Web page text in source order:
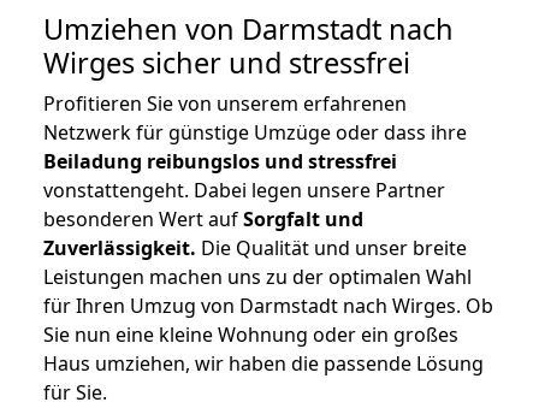
Umziehen von Darmstadt nach
Wirges sicher und stressfrei
Profitieren Sie von unserem erfahrenen
Netzwerk für günstige Umzüge oder dass ihre
Beiladung reibungslos und stressfrei
vonstattengeht. Dabei legen unsere Partner
besonderen Wert aufSorgfalt und
Zuverlässigkeit. Die Qualität und unser breite
Leistungen machen uns zu der optimalen Wahl
für Ihren Umzug von Darmstadt nach Wirges. Ob
Sie nun eine kleine Wohnung oder ein großes
Haus umziehen, wir haben die passende Lösung
für Sie.